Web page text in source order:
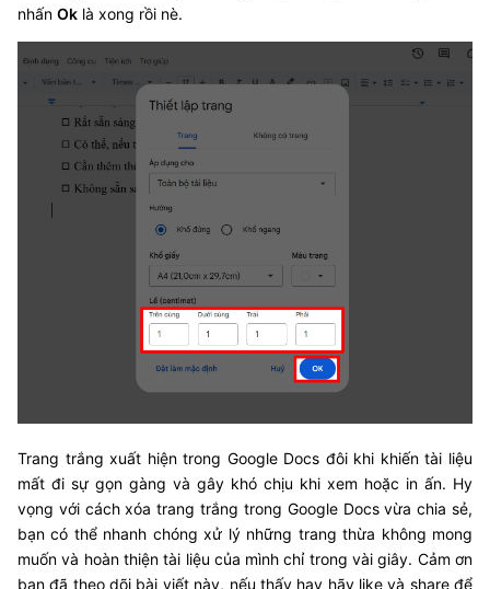
nhấn Ok là xong rồi nè.
Trang trắng xuất hiện trong Google Docs đôi khi khiến tài liệu
mất đi sự gọn gàng và gây khó chịu khi xem hoặc in ấn. Hy
vọng với cách xóa trang trắng trong Google Docs vừa chia sẻ,
bạn có thể nhanh chóng xử lý những trang thừa không mong
muốn và hoàn thiện tài liệu của mình chỉ trong vài giây. Cảm ơn
bạn đã theo dõi bài viết này, nếu thấy hay hãy like và share để